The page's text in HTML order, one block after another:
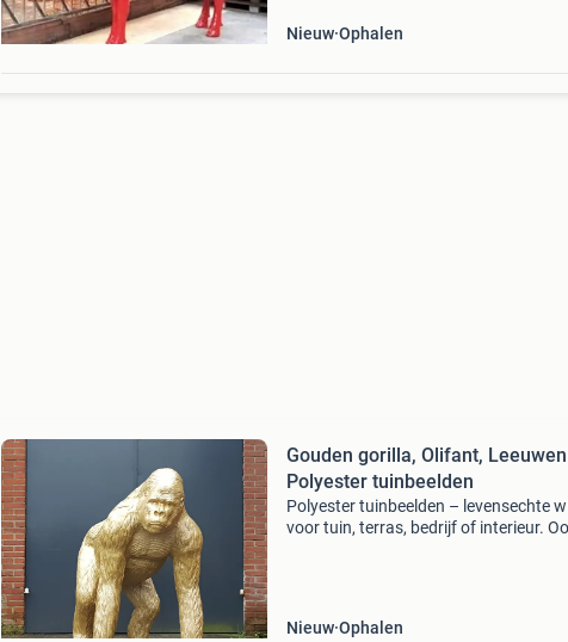
Nieuw Ophalen
Gouden gorilla, Olifant,
Polyester tuinbeelden
Polyester tuinbeelden – levensechte
voor tuin, terras, bedrijf of interieur.
Nieuw Ophalen